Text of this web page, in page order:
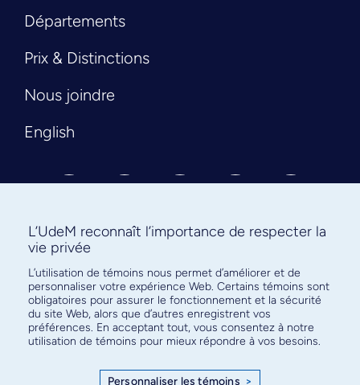
Départements
Prix & Distinctions
Nous joindre
English
Abonnez-vous à notre infolettre
pour connaître l’actualité facultaire
L’UdeM reconnaît l’importance de respecter la
vie privée
L’utilisation de témoins nous permet d’améliorer et de
personnaliser votre expérience Web. Certains témoins sont
obligatoires pour assurer le fonctionnement et la sécurité
du site Web, alors que d’autres enregistrent vos
préférences. En acceptant tout, vous consentez à notre
utilisation de témoins pour mieux répondre à vos besoins.
Personnaliser les témoins >